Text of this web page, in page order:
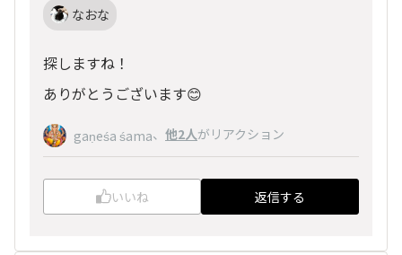
なおな
探しますね！
ありがとうございます😊
gaṇeśa śama、 他2人がリアクション
いいね 返信する